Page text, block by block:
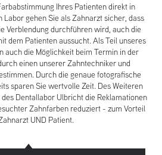
Ihres Patienten direkt in
gehen Sie als Zahnarzt sicher, dass
Verblendung durchführen wird, auch die
dem Patienten aussucht. Als Teil unseres
auch die Möglichkeit beim Termin in der
einen unserer Zahntechniker und
Durch die genaue fotografische
sparen Sie wertvolle Zeit. Des Weiteren
Dentallabor Ulbricht die Reklamationen
Zahnfarben reduziert - zum Vorteil
UND Patient.